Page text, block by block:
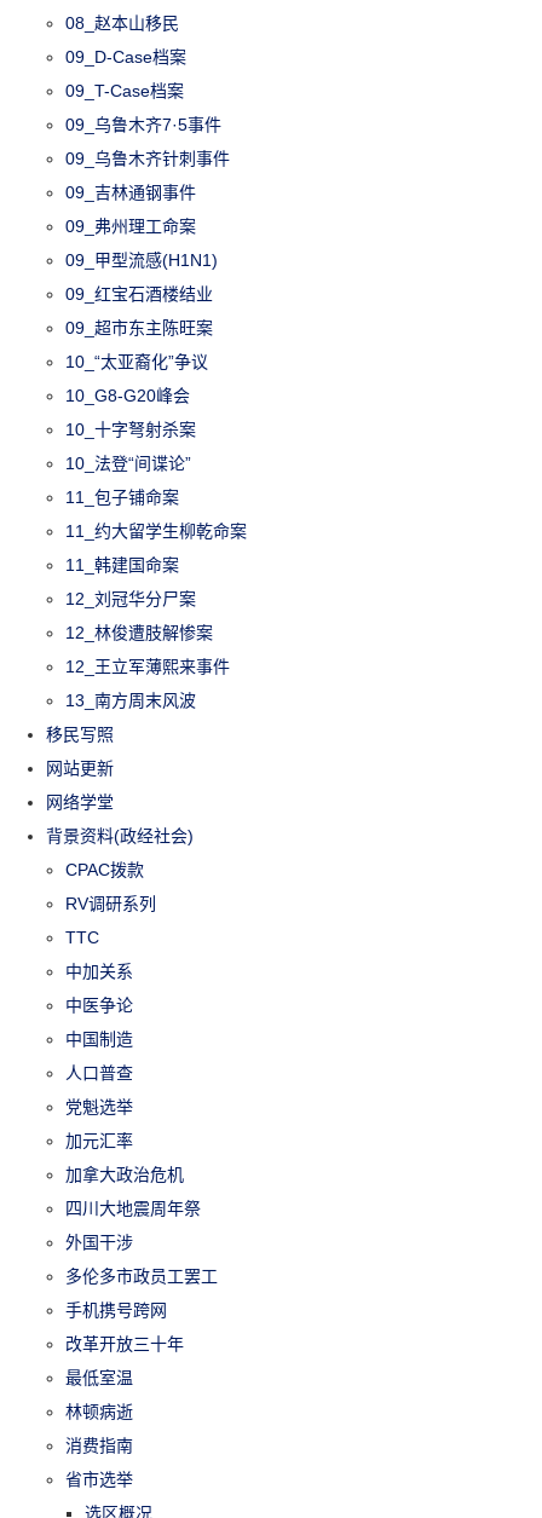
08_赵本山移民
09_D-Case档案
09_T-Case档案
09_乌鲁木齐7·5事件
09_乌鲁木齐针刺事件
09_吉林通钢事件
09_弗州理工命案
09_甲型流感(H1N1)
09_红宝石酒楼结业
09_超市东主陈旺案
10_“太亚裔化”争议
10_G8-G20峰会
10_十字弩射杀案
10_法登“间谍论”
11_包子铺命案
11_约大留学生柳乾命案
11_韩建国命案
12_刘冠华分尸案
12_林俊遭肢解惨案
12_王立军薄熙来事件
13_南方周末风波
移民写照
网站更新
网络学堂
背景资料(政经社会)
CPAC拨款
RV调研系列
TTC
中加关系
中医争论
中国制造
人口普查
党魁选举
加元汇率
加拿大政治危机
四川大地震周年祭
外国干涉
多伦多市政员工罢工
手机携号跨网
改革开放三十年
最低室温
林顿病逝
消费指南
省市选举
选区概况